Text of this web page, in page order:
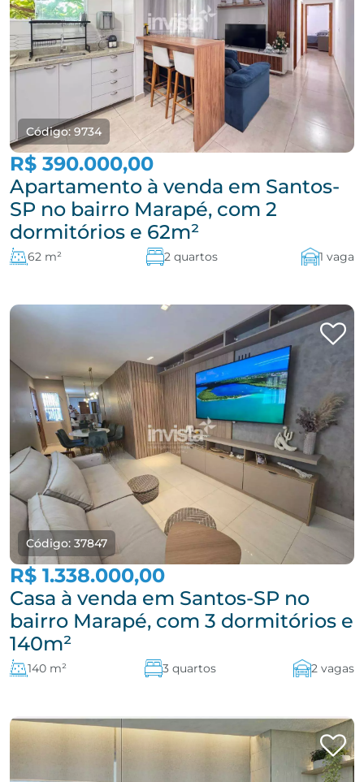
Código: 9734
R$ 390.000,00
Apartamento à venda em Santos-
SP no bairro Marapé, com 2
dormitórios e 62m²
62 m² 2 quartos 1 vaga
Código: 37847
R$ 1.338.000,00
Casa à venda em Santos-SP no
bairro Marapé, com 3 dormitórios e
140m²
140 m² 3 quartos 2 vagas